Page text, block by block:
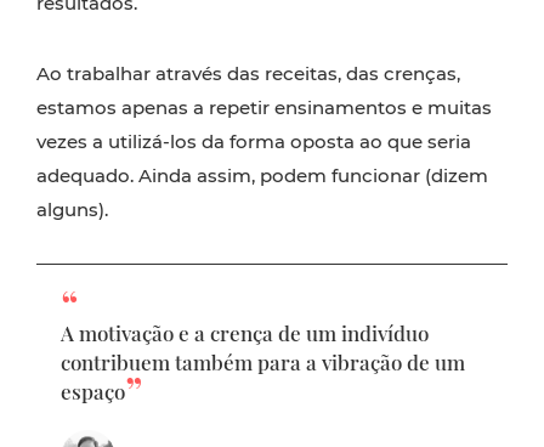
Ao trabalhar através das receitas, das crenças,
estamos apenas a repetir ensinamentos e muitas
vezes a utilizá-los da forma oposta ao que seria
adequado. Ainda assim, podem funcionar (dizem
alguns).
A motivação e a crença de um indivíduo
contribuem também para a vibração de um
espaço